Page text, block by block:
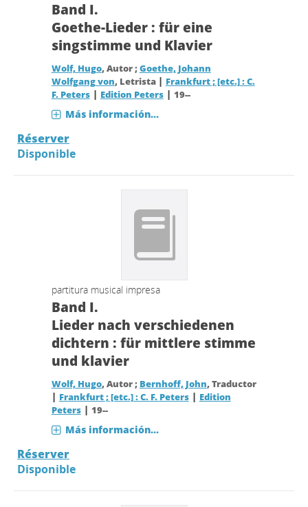
Band I.
Goethe-Lieder : für eine
singstimme und Klavier
Wolf, Hugo, Autor ;Goethe, Johann
Wolfgang von, Letrista | Frankfurt ; [etc.] : C.
F. Peters| Edition Peters| 19--
Más información...
Réserver
Disponible
partitura musical impresa
Band I.
Lieder nach verschiedenen
dichtern : für mittlere stimme
und klavier
Wolf, Hugo, Autor ; Bernhoff, John, Traductor
| Frankfurt ; [etc.] : C. F. Peters| Edition
Peters| 19--
Más información...
Réserver
Disponible